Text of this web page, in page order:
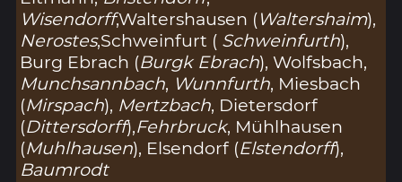
Wisendorff,Waltershausen (Waltershaim),
Nerostes,Schweinfurt ( Schweinfurth),
Burg Ebrach (Burgk Ebrach), Wolfsbach,
Munchsannbach, Wunnfurth, Miesbach
(Mirspach), Mertzbach, Dietersdorf
(Dittersdorff),Fehrbruck, Mühlhausen
(Muhlhausen), Elsendorf (Elstendorff),
Baumrodt